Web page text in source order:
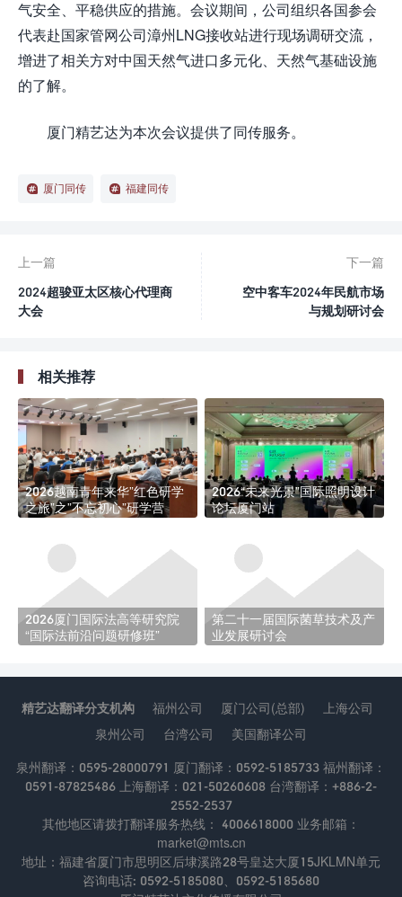
气安全、平稳供应的措施。会议期间，公司组织各国参会
代表赴国家管网公司漳州LNG接收站进行现场调研交流，
增进了相关方对中国天然气进口多元化、天然气基础设施
的了解。
厦门精艺达为本次会议提供了同传服务。
厦门同传 福建同传
上一篇
2024超骏亚太区核心代理商
大会
下一篇
空中客车2024年民航市场
与规划研讨会
相关推荐
2026越南青年来华”红色研学
之旅”之”不忘初心”研学营
2026“未来光景”国际照明设计
论坛厦门站
2026厦门国际法高等研究院
“国际法前沿问题研修班”
第二十一届国际菌草技术及产
业发展研讨会
精艺达翻译分支机构 福州公司 厦门公司(总部)
上海公司
泉州公司
台湾公司 美国翻译公司
泉州翻译：0595-28000791 厦门翻译：0592-5185733 福州翻译：
0591-87825486 上海翻译：021-50260608 台湾翻译：+886-2-
2552-2537
其他地区请拨打翻译服务热线： 4006618000 业务邮箱：
market@mts.cn
地址：福建省厦门市思明区后埭溪路28号皇达大厦15JKLMN单元
咨询电话: 0592-5185080、0592-5185680